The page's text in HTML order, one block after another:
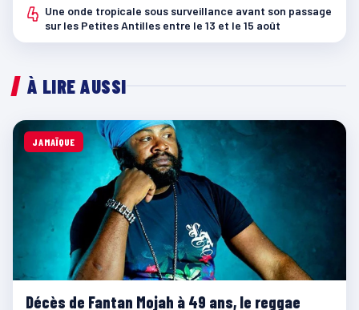
4 Une onde tropicale sous surveillance avant son passage
sur les Petites Antilles entre le 13 et le 15 août
À LIRE AUSSI
JAMAÏQUE
Décès de Fantan Mojah à 49 ans, le reggae